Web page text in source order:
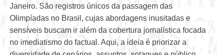
Janeiro. São registros únicos da passagem das
Olimpíadas no Brasil, cujas abordagens inusitadas e
sensíveis buscam ir além da cobertura jornalística focada
no imediatismo do factual. Aqui, a ideia é priorizar a